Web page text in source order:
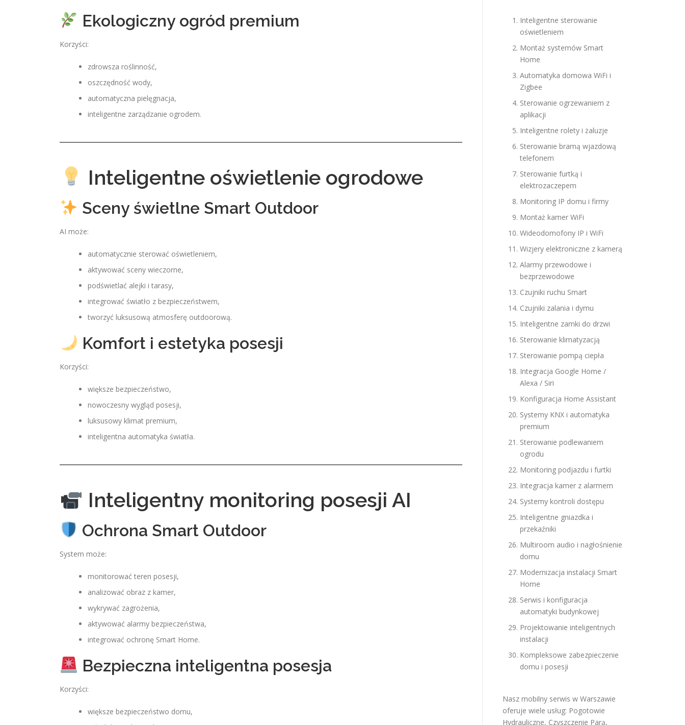
Ekologiczny ogród premium
Korzyści:
zdrowsza roślinność,
oszczędność wody,
automatyczna pielęgnacja,
inteligentne zarządzanie ogrodem.
Inteligentne oświetlenie ogrodowe
Sceny świetlne Smart Outdoor
AI może:
automatycznie sterować oświetleniem,
aktywować sceny wieczorne,
podświetlać alejki i tarasy,
integrować światło z bezpieczeństwem,
tworzyć luksusową atmosferę outdoorową.
Komfort i estetyka posesji
Korzyści:
większe bezpieczeństwo,
nowoczesny wygląd posesji,
luksusowy klimat premium,
inteligentna automatyka światła.
Inteligentny monitoring posesji AI
Ochrona Smart Outdoor
System może:
monitorować teren posesji,
analizować obraz z kamer,
wykrywać zagrożenia,
aktywować alarmy bezpieczeństwa,
integrować ochronę Smart Home.
Bezpieczna inteligentna posesja
Korzyści:
większe bezpieczeństwo domu,
Inteligentne sterowanie
oświetleniem
Montaż systemów Smart
Home
Automatyka domowa WiFi i
Zigbee
Sterowanie ogrzewaniem z
aplikacji
Inteligentne rolety i żaluzje
Sterowanie bramą wjazdową
telefonem
Sterowanie furtką i
elektrozaczepem
Monitoring IP domu i firmy
Montaż kamer WiFi
Wideodomofony IP i WiFi
Wizjery elektroniczne z kamerą
Alarmy przewodowe i
bezprzewodowe
Czujniki ruchu Smart
Czujniki zalania i dymu
Inteligentne zamki do drzwi
Sterowanie klimatyzacją
Sterowanie pompą ciepła
Integracja Google Home /
Alexa / Siri
Konfiguracja Home Assistant
Systemy KNX i automatyka
premium
Sterowanie podlewaniem
ogrodu
Monitoring podjazdu i furtki
Integracja kamer z alarmem
Systemy kontroli dostępu
Inteligentne gniazdka i
przekaźniki
Multiroom audio i nagłośnienie
domu
Modernizacja instalacji Smart
Home
Serwis i konfiguracja
automatyki budynkowej
Projektowanie inteligentnych
instalacji
Kompleksowe zabezpieczenie
domu i posesji
Nasz mobilny serwis w Warszawie
oferuje wiele usług: Pogotowie
Hydrauliczne, Czyszczenie Parą,